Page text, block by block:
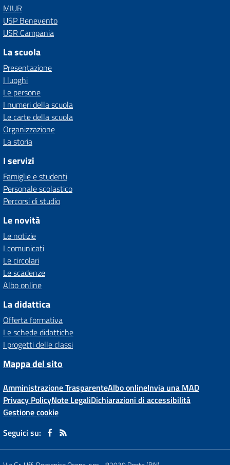
MIUR
USP Benevento
USR Campania
La scuola
Presentazione
I luoghi
Le persone
I numeri della scuola
Le carte della scuola
Organizzazione
La storia
I servizi
Famiglie e studenti
Personale scolastico
Percorsi di studio
Le novità
Le notizie
I comunicati
Le circolari
Le scadenze
Albo online
La didattica
Offerta formativa
Le schede didattiche
I progetti delle classi
Mappa del sito
Amministrazione TrasparenteAlbo onlineInvia una MAD
Privacy PolicyNote LegaliDichiarazioni di accessibilità
Gestione cookie
Seguici su: